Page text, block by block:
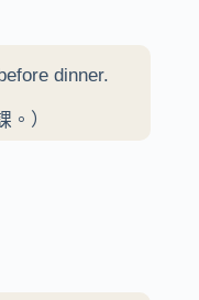
dinner.
。）